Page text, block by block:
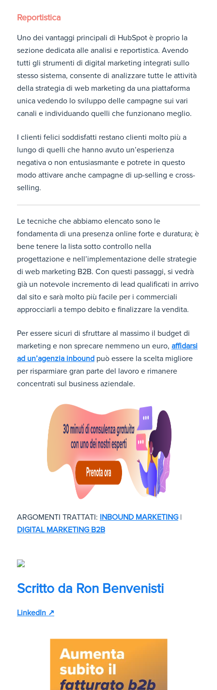
Reportistica
Uno dei vantaggi principali di HubSpot è proprio la
sezione dedicata alle analisi e reportistica. Avendo
tutti gli strumenti di digital marketing integrati sullo
stesso sistema, consente di analizzare tutte le attività
della strategia di web marketing da una piattaforma
unica vedendo lo sviluppo delle campagne sui vari
canali e individuando quelli che funzionano meglio.
I clienti felici soddisfatti restano clienti molto più a
lungo di quelli che hanno avuto un’esperienza
negativa o non entusiasmante e potrete in questo
modo attivare anche campagne di up-selling e cross-
selling.
Le tecniche che abbiamo elencato sono le
fondamenta di una presenza online forte e duratura; è
bene tenere la lista sotto controllo nella
progettazione e nell’implementazione delle strategie
di web marketing B2B. Con questi passaggi, si vedrà
già un notevole incremento di lead qualificati in arrivo
dal sito e sarà molto più facile per i commerciali
approcciarli a tempo debito e finalizzare la vendita.
Per essere sicuri di sfruttare al massimo il budget di
marketing e non sprecare nemmeno un euro, affidarsi
ad un’agenzia inbound può essere la scelta migliore
per risparmiare gran parte del lavoro e rimanere
concentrati sul business aziendale.
ARGOMENTI TRATTATI: INBOUND MARKETING |
DIGITAL MARKETING B2B
Scritto da Ron Benvenisti
LinkedIn ↗